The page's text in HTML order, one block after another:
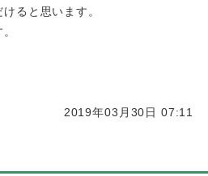
ると思います。
2019年03月30日 07:11